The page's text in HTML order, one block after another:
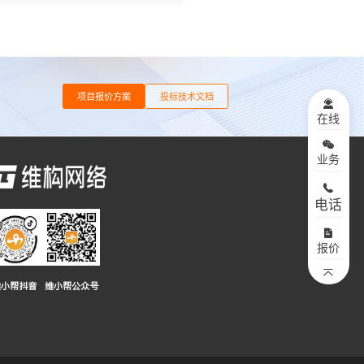
项目报价方案 投标技术文档
在线
业务
电话
报价
帮抖音 维小帮公众号